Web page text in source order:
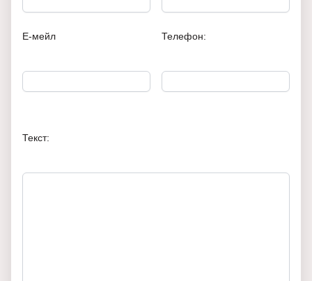
Е-мейл Телефон:
Текст: